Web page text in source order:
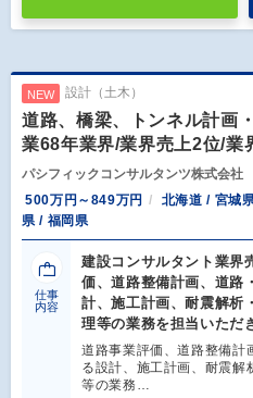
NEW 設計（土木）
道路、橋梁、トンネル計画
業68年業界/業界売上2位/業
パシフィックコンサルタンツ株式会社
500万円～849万円
北海道 / 宮城
県 / 福岡県
仕事
内容
建設コンサルタント業界
価、道路整備計画、道路
計、施工計画、耐震解析
理等の業務を担当いただ
道路事業評価、道路整備計
る設計、施工計画、耐震解
等の業務…